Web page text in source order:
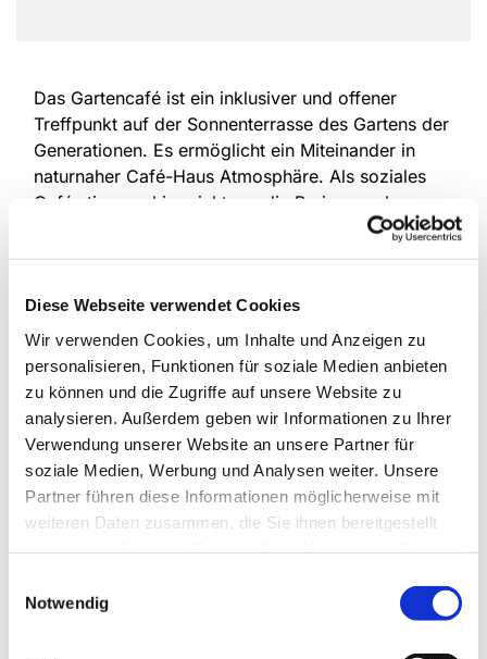
Diese Webseite verwendet Cookies
Wir verwenden Cookies, um Inhalte und Anzeigen zu
personalisieren, Funktionen für soziale Medien anbieten
zu können und die Zugriffe auf unsere Website zu
analysieren. Außerdem geben wir Informationen zu Ihrer
Verwendung unserer Website an unsere Partner für
soziale Medien, Werbung und Analysen weiter. Unsere
Partner führen diese Informationen möglicherweise mit
weiteren Daten zusammen, die Sie ihnen bereitgestellt
Notwendig
Das Gartencafé ist ein inklusiver und offener
Treffpunkt auf der Sonnenterrasse des Gartens der
Generationen. Es ermöglicht ein Miteinander in
naturnaher Café-Haus Atmosphäre. Als soziales
Café stimmen hier nicht nur die Preise, auch
Spielangebote wie Groß-Schach, ein Spielplatz mit
Trampolin, Rutsche und eine Generationenschaukel
Diakonie RWL unterstützt. Herzlichen Dank! Bei
kaltem oder schlechtem Wetter findet das Café in
den Räumen vom Haus der Begegnung statt. Wir
freuen uns auf Sie!
Ansprechpartnerin für das Café ist
Frau Marion Dawidowski, Tel.: 0151 / 72 14 02 61
Mail: marion.dawidowski@kirche-steinhagen.de